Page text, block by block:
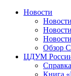
Новости
Обзор
ЦДУМ
Книга